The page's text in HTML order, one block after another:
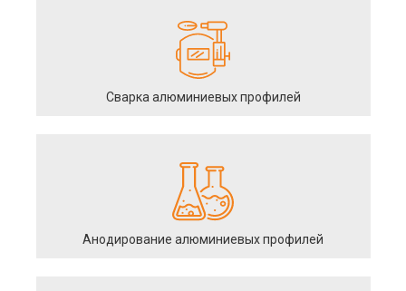
Сварка алюминиевых профилей
Анодирование алюминиевых профилей